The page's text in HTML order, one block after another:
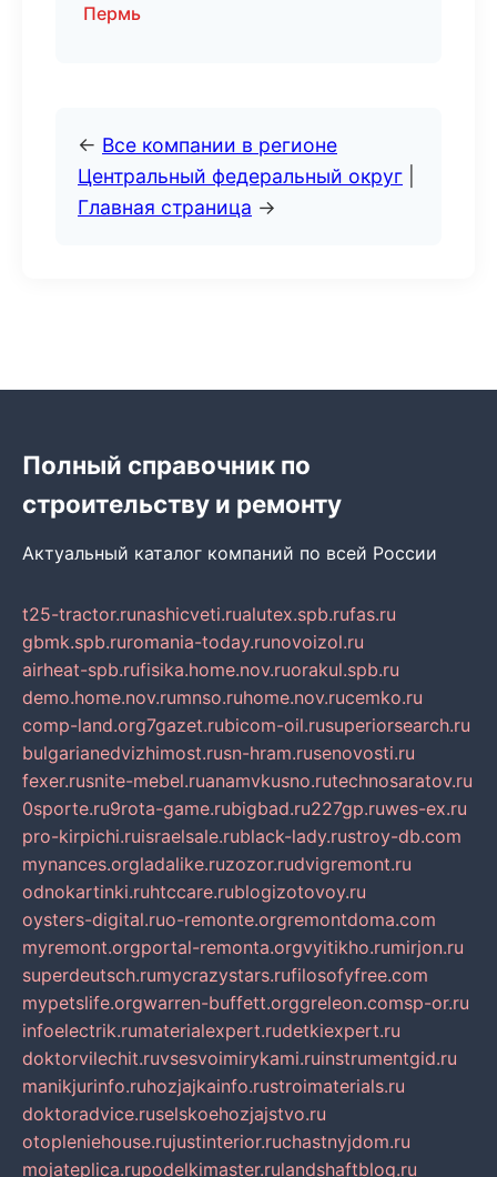
Пермь
← Все компании в регионе
Центральный федеральный округ
Главная страница →
Полный справочник по
строительству и ремонту
Актуальный каталог компаний по всей России
t25-tractor.runashicveti.rualutex.spb.rufas.ru
gbmk.spb.ruromania-today.runovoizol.ru
airheat-spb.rufisika.home.nov.ruorakul.spb.ru
demo.home.nov.rumnso.ruhome.nov.rucemko.ru
comp-land.org7gazet.rubicom-oil.rusuperiorsearch.ru
bulgarianedvizhimost.rusn-hram.rusenovosti.ru
fexer.rusnite-mebel.ruanamvkusno.rutechnosaratov.ru
0sporte.ru9rota-game.rubigbad.ru227gp.ruwes-ex.ru
pro-kirpichi.ruisraelsale.rublack-lady.rustroy-db.com
mynances.orgladalike.ruzozor.rudvigremont.ru
odnokartinki.ruhtccare.rublogizotovoy.ru
oysters-digital.ruo-remonte.orgremontdoma.com
myremont.orgportal-remonta.orgvyitikho.rumirjon.ru
superdeutsch.rumycrazystars.rufilosofyfree.com
mypetslife.orgwarren-buffett.orggreleon.comsp-or.ru
infoelectrik.rumaterialexpert.rudetkiexpert.ru
doktorvilechit.ruvsesvoimirykami.ruinstrumentgid.ru
manikjurinfo.ruhozjajkainfo.rustroimaterials.ru
doktoradvice.ruselskoehozjajstvo.ru
otopleniehouse.rujustinterior.ruchastnyjdom.ru
mojateplica.rupodelkimaster.rulandshaftblog.ru